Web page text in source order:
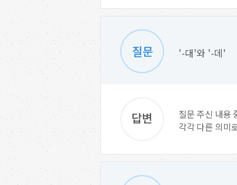
'-대'와 '-데'
질문 주신 내용
각각 다른 의미